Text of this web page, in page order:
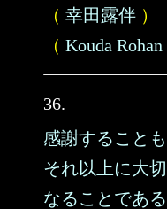
（ 幸田露伴 ）
（ Kouda Rohan
36.
感謝することも
それ以上に大
なることである